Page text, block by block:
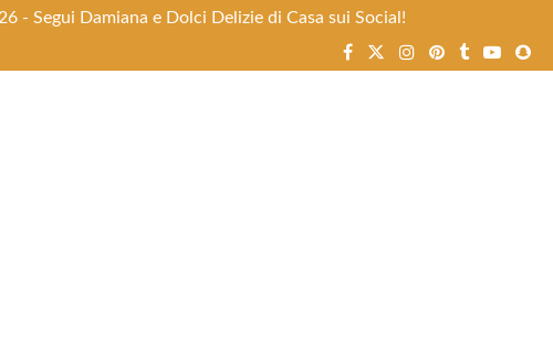
- Segui Damiana e Dolci Delizie di Casa sui Social!